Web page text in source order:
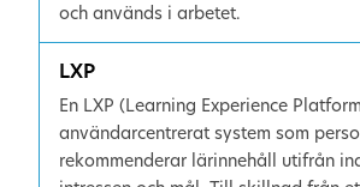
och används i arbetet.
LXP
En LXP (Learning Experience
användarcentrerat system som
rekommenderar lärinnehåll utifrån